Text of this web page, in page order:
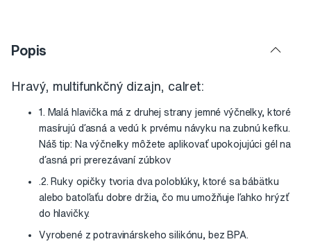
Popis
Hravý, multifunkčný dizajn, calret:
1. Malá hlavička má z druhej strany jemné výčnelky, ktoré
masírujú ďasná a vedú k prvému návyku na zubnú kefku.
Náš tip: Na výčnelky môžete aplikovať upokojujúci gél na
ďasná pri prerezávaní zúbkov
.2. Ruky opičky tvoria dva poloblúky, ktoré sa bábätku
alebo batoľaťu dobre držia, čo mu umožňuje ľahko hrýzť
do hlavičky.
Vyrobené z potravinárskeho silikónu, bez BPA.